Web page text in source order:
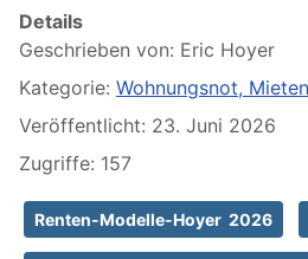
Details
Geschrieben von: Eric Hoyer
Kategorie:
Veröffentlicht: 23. Juni 2026
Zugriffe: 157
Renten-Modelle-Hoyer 2026